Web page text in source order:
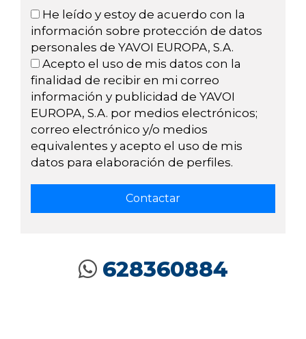
He leído y estoy de acuerdo con la
información sobre protección de datos
personales de YAVOI EUROPA, S.A.
Acepto el uso de mis datos con la
finalidad de recibir en mi correo
información y publicidad de YAVOI
EUROPA, S.A. por medios electrónicos;
correo electrónico y/o medios
equivalentes y acepto el uso de mis
datos para elaboración de perfiles.
628360884